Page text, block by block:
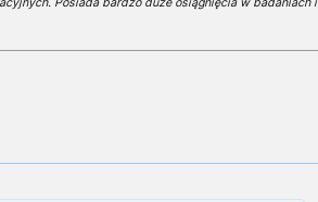
Posiada bardzo duże osiągnięcia w